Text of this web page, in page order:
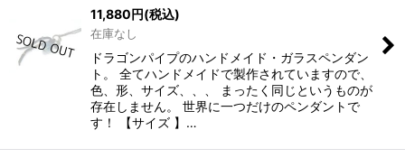
11,880円(税込)
在庫なし
ドラゴンパイプのハンドメイド・ガラスペンダン
ト。 全てハンドメイドで製作されていますので、
色、形、サイズ、、、 まったく同じというものが
存在しません。 世界に一つだけのペンダントで
す！ 【サイズ 】…